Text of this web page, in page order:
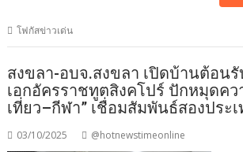
โฟกัสข่าวเด่น
สงขลา-อบจ.สงขลา เปิดบ้านต้อนรั
เอกอัครราชทูตสิงคโปร์ ปักหมุดคว
เที่ยว–กีฬา” เชื่อมสัมพันธ์สองประ
03/10/2025 @hotnewstimeonline